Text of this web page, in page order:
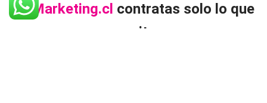
enMarketing.cl contratas solo lo que
necesitas.